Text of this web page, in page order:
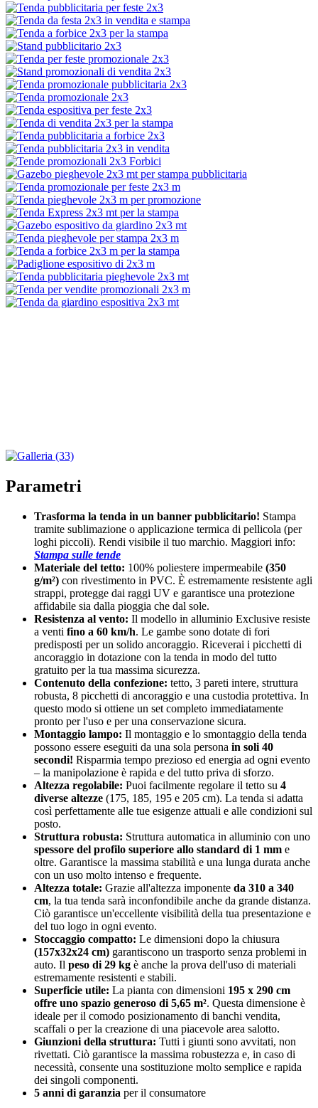
Parametri
Trasforma la tenda in un banner pubblicitario! Stampa
tramite sublimazione o applicazione termica di pellicola (per
loghi piccoli). Rendi visibile il tuo marchio. Maggiori info:
Stampa sulle tende
Materiale del tetto: 100% poliestere impermeabile (350
g/m²) con rivestimento in PVC. È estremamente resistente agli
strappi, protegge dai raggi UV e garantisce una protezione
affidabile sia dalla pioggia che dal sole.
Resistenza al vento: Il modello in alluminio Exclusive resiste
a venti fino a 60 km/h. Le gambe sono dotate di fori
predisposti per un solido ancoraggio. Riceverai i picchetti di
ancoraggio in dotazione con la tenda in modo del tutto
gratuito per la tua massima sicurezza.
Contenuto della confezione: tetto, 3 pareti intere, struttura
robusta, 8 picchetti di ancoraggio e una custodia protettiva. In
questo modo si ottiene un set completo immediatamente
pronto per l'uso e per una conservazione sicura.
Montaggio lampo: Il montaggio e lo smontaggio della tenda
possono essere eseguiti da una sola persona in soli 40
secondi! Risparmia tempo prezioso ed energia ad ogni evento
– la manipolazione è rapida e del tutto priva di sforzo.
Altezza regolabile: Puoi facilmente regolare il tetto su 4
diverse altezze (175, 185, 195 e 205 cm). La tenda si adatta
così perfettamente alle tue esigenze attuali e alle condizioni sul
posto.
Struttura robusta: Struttura automatica in alluminio con uno
spessore del profilo superiore allo standard di 1 mm e
oltre. Garantisce la massima stabilità e una lunga durata anche
con un uso molto intenso e frequente.
Altezza totale: Grazie all'altezza imponente da 310 a 340
cm, la tua tenda sarà inconfondibile anche da grande distanza.
Ciò garantisce un'eccellente visibilità della tua presentazione e
del tuo logo in ogni evento.
Stoccaggio compatto: Le dimensioni dopo la chiusura
(157x32x24 cm) garantiscono un trasporto senza problemi in
auto. Il peso di 29 kg è anche la prova dell'uso di materiali
estremamente resistenti e stabili.
Superficie utile: La pianta con dimensioni 195 x 290 cm
offre uno spazio generoso di 5,65 m². Questa dimensione è
ideale per il comodo posizionamento di banchi vendita,
scaffali o per la creazione di una piacevole area salotto.
Giunzioni della struttura: Tutti i giunti sono avvitati, non
rivettati. Ciò garantisce la massima robustezza e, in caso di
necessità, consente una sostituzione molto semplice e rapida
dei singoli componenti.
5 anni di garanzia per il consumatore